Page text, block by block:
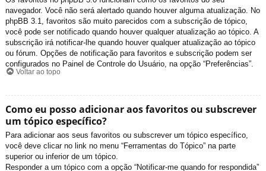
navegador. Você não será alertado quando houver alguma atualização. No
phpBB 3.1, favoritos são muito parecidos com a subscrição de tópico,
você pode ser notificado quando houver qualquer atualização ao tópico. A
subscrição irá notificar-lhe quando houver qualquer atualização ao tópico
ou fórum. Opções de notificação para favoritos e subscrição podem ser
configurados no Painel de Controle do Usuário, na opção “Preferências”.
Voltar ao topo
Como eu posso adicionar aos favoritos ou subscrever
um tópico específico?
Para adicionar aos seus favoritos ou subscrever um tópico específico,
você deve clicar no link no menu “Ferramentas do Tópico” na parte
superior ou inferior de um tópico.
Responder a um tópico com a opção “Notificar-me quando for respondida”